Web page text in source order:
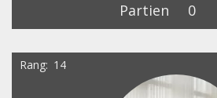
Partien
0
Rang 14